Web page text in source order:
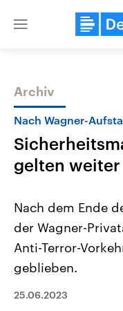
Close
Themen
USA
Aktuelle Beiträge,
Hintergründe
Wirtschaftlich und
den mächtigsten
Archiv
Nach Wagner-
gelten weiter
Nach dem Ende
der Wagner-
Anti-Terror-
geblieben.
25.06.2023